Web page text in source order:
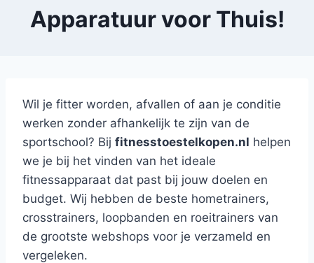
Apparatuur voor Thuis!
Wil je fitter worden, afvallen of aan je conditie
werken zonder afhankelijk te zijn van de
sportschool? Bij fitnesstoestelkopen.nl helpen
we je bij het vinden van het ideale
fitnessapparaat dat past bij jouw doelen en
budget. Wij hebben de beste hometrainers,
crosstrainers, loopbanden en roeitrainers van
de grootste webshops voor je verzameld en
vergeleken.